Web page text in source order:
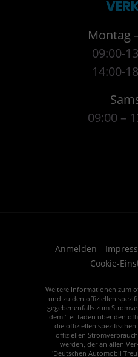
Montag
09:00-
14:00-
09:00 –
Anmelden
Cookie-
Weitere Informationen zum
und zu den offiziellen
gegebenenfalls zum
dem 'Leitfaden über den
die offiziellen spezifischen
offiziellen
werden, der an allen
'Deutschen Automobil